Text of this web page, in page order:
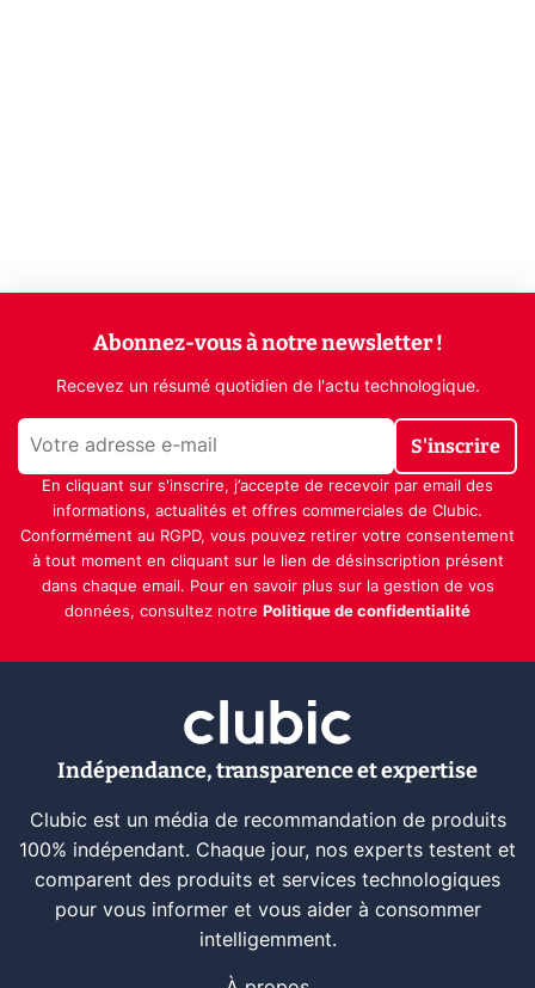
Abonnez-vous à notre newsletter !
Recevez un résumé quotidien de l'actu technologique.
S'inscrire
En cliquant sur s'inscrire, j’accepte de recevoir par email des
informations, actualités et offres commerciales de Clubic.
Conformément au RGPD, vous pouvez retirer votre consentement
à tout moment en cliquant sur le lien de désinscription présent
dans chaque email. Pour en savoir plus sur la gestion de vos
données, consultez notre Politique de confidentialité
Indépendance, transparence et expertise
Clubic est un média de recommandation de produits
100% indépendant. Chaque jour, nos experts testent et
comparent des produits et services technologiques
pour vous informer et vous aider à consommer
intelligemment.